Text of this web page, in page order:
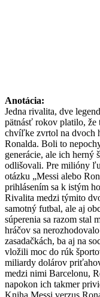
Anotácia:
Jedna rivalita, dve
pätnásť rokov platilo, že
chvíľke zvrtol na dvoch
Ronalda. Boli to
generácie, ale ich herný
odlišovali. Pre milióny
otázku „Messi alebo
prihlásením sa k istým
Rivalita medzi týmito
samotný futbal, ale aj
súperenia sa razom stal
hráčov sa
zasadačkách, ba aj na
vložili moc do rúk
miliardy dolárov
medzi nimi Barcelonu,
napokon ich takmer
Kniha Messi verzus